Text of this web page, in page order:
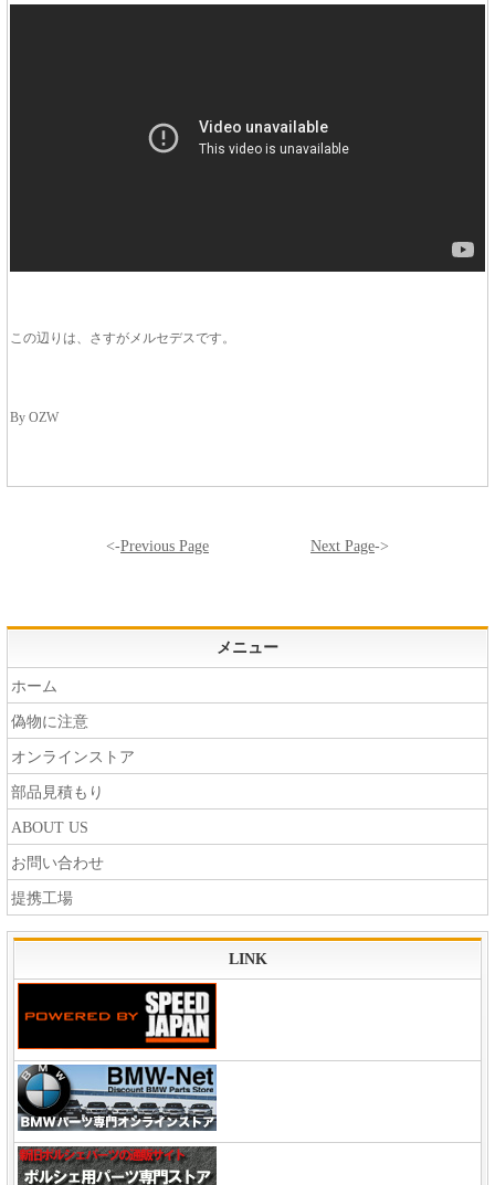
この辺りは、さすがメルセデスです。
By OZW
<-Previous Page Next Page->
メニュー
ホーム
偽物に注意
オンラインストア
部品見積もり
ABOUT US
お問い合わせ
提携工場
LINK